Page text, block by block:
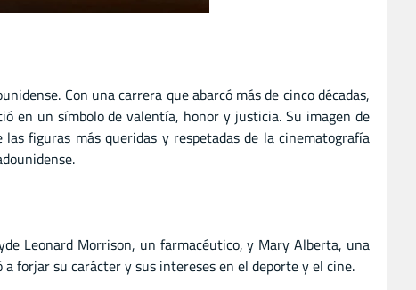
Con una carrera que abarcó más de cinco décadas,
en un símbolo de valentía, honor y justicia. Su imagen de
figuras más queridas y respetadas de la cinematografía
Leonard Morrison, un farmacéutico, y Mary Alberta, una
forjar su carácter y sus intereses en el deporte y el cine.